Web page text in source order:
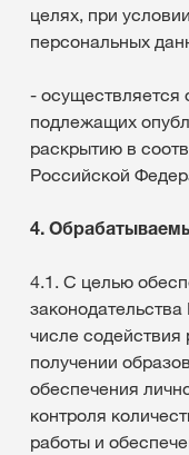
целях, при
персональных
- осуществляется
подлежащих
раскрытию в
Российской
4.
4.1. С целью
числе содействия
получении
обеспечения
контроля
работы и